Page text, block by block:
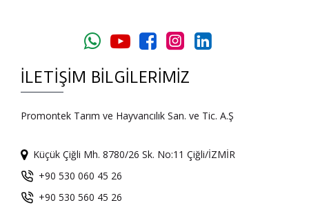
İLETIŞIM BILGILERIMIZ
Promontek Tarım ve Hayvancılık San. ve Tic. A.Ş
Küçük Çiğli Mh. 8780/26 Sk. No:11 Çiğli/İZMİR
+90 530 060 45 26
+90 530 560 45 26